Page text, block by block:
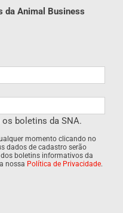
da Animal Business
boletins da SNA.
momento clicando no
dados de cadastro serão
boletins informativos da
nossa Política de Privacidade.